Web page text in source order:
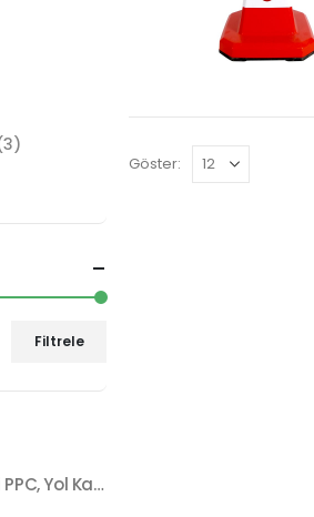
Göster:
Filtrele
Klasik Hız Kesici PPC, Yol Kasisi 33 x 25 x 5 cm